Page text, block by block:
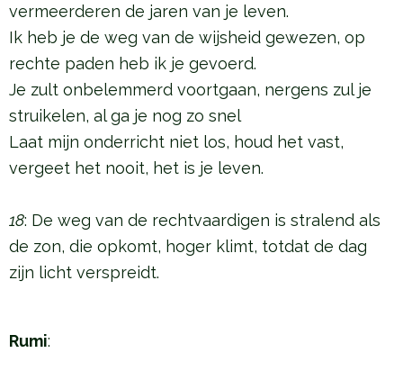
vermeerderen de jaren van je leven.
Ik heb je de weg van de wijsheid gewezen, op
rechte paden heb ik je gevoerd.
Je zult onbelemmerd voortgaan, nergens zul je
struikelen, al ga je nog zo snel
Laat mijn onderricht niet los, houd het vast,
vergeet het nooit, het is je leven.
18: De weg van de rechtvaardigen is stralend als
de zon, die opkomt, hoger klimt, totdat de dag
zijn licht verspreidt.
Rumi: